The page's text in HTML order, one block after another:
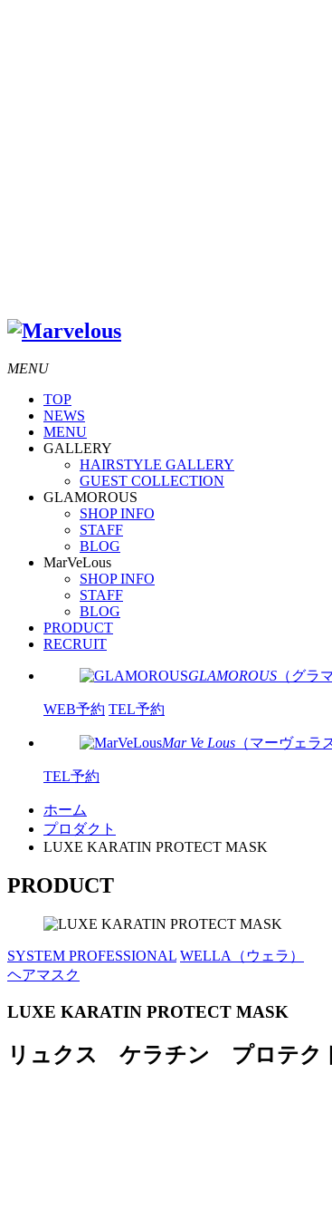
MENU
TOP
NEWS
MENU
GALLERY
HAIRSTYLE GALLERY
GUEST COLLECTION
GLAMOROUS
SHOP INFO
STAFF
BLOG
MarVeLous
SHOP INFO
STAFF
BLOG
PRODUCT
RECRUIT
GLAMOROUS （グラ
WEB予約 TEL予約
Mar Ve Lous （マーヴェラ
TEL予約
ホーム
プロダクト
LUXE KARATIN PROTECT MASK
PRODUCT
SYSTEM PROFESSIONAL WELLA（ウェラ）
ヘアマスク
LUXE KARATIN PROTECT MASK
リュクス ケラチン プロテク